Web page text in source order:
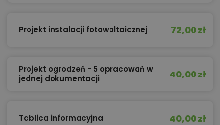
Projekt instalacji fotowoltaicznej 72,00 zł
Projekt ogrodzeń - 5 opracowań w
jednej dokumentacji
40,00 zł
Tablica informacyjna 40,00 zł